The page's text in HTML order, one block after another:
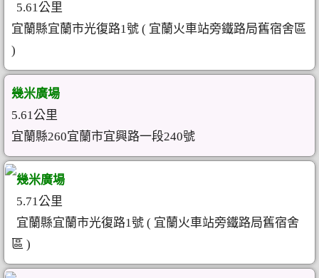
5.61公里
宜蘭縣宜蘭市光復路1號 ( 宜蘭火車站旁鐵路局舊宿舍區
)
幾米廣場
5.61公里
宜蘭縣260宜蘭市宜興路一段240號
幾米廣場
5.71公里
宜蘭縣宜蘭市光復路1號 ( 宜蘭火車站旁鐵路局舊宿舍
區 )